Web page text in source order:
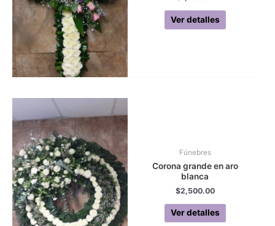
Ver detalles
Fúnebres
Corona grande en aro
blanca
$2,500.00
Ver detalles